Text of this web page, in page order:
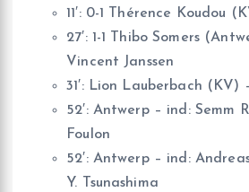
11′: 0-1 Thérence Koudou
27′: 1-1 Thibo Somers
Vincent Janssen
31′: Lion Lauberbach
52′: Antwerp – ind: Semm
Foulon
52′: Antwerp – ind:
Y. Tsunashima